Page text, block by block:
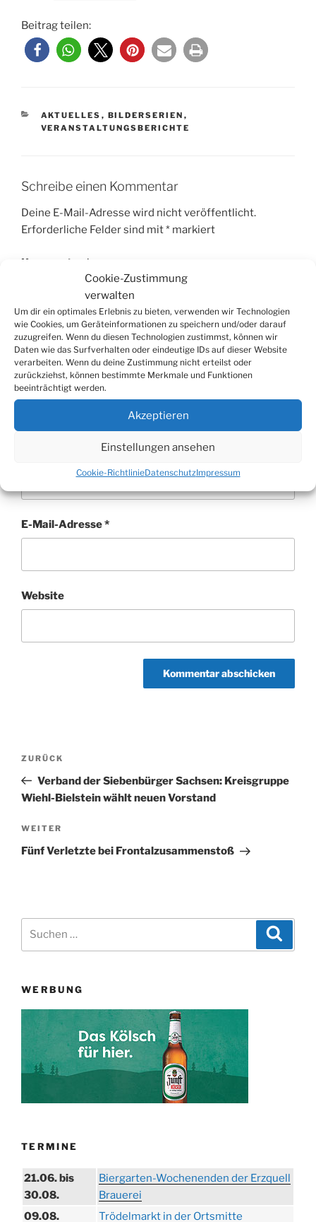
Cookie-Zustimmung
verwalten
Um dir ein optimales Erlebnis zu bieten, verwenden wir Technologien
wie Cookies, um Geräteinformationen zu speichern und/oder darauf
zuzugreifen. Wenn du diesen Technologien zustimmst, können wir
Daten wie das Surfverhalten oder eindeutige IDs auf dieser Website
verarbeiten. Wenn du deine Zustimmung nicht erteilst oder
zurückziehst, können bestimmte Merkmale und Funktionen
beeinträchtigt werden.
Akzeptieren
Einstellungen ansehen
Cookie-RichtlinieDatenschutzImpressum
Beitrag teilen:
KATEGORIEN
AKTUELLES , BILDERSERIEN ,
VERANSTALTUNGSBERICHTE
Schreibe einen Kommentar
Deine E-Mail-Adresse wird nicht veröffentlicht.
Erforderliche Felder sind mit* markiert
Kommentar *
E-Mail-Adresse*
Website
Beitragsnavigation
Vorheriger
Beitrag
ZURÜCK
Verband der Siebenbürger Sachsen: Kreisgruppe
Wiehl-Bielstein wählt neuen Vorstand
Nächster
Beitrag
WEITER
Fünf Verletzte bei Frontalzusammenstoß
WERBUNG
TERMINE
21.06. bis
30.08.
Biergarten-Wochenenden der Erzquell
Brauerei
09.08.
Trödelmarkt in der Ortsmitte